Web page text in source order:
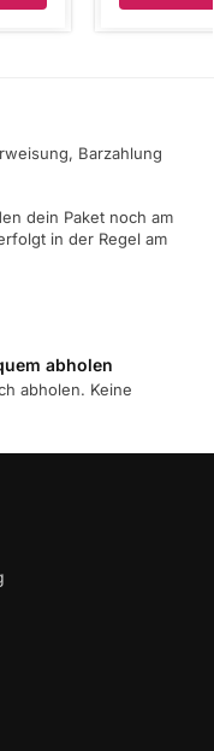
Barzahlung
dein Paket noch am
in der Regel am
abholen
abholen. Keine